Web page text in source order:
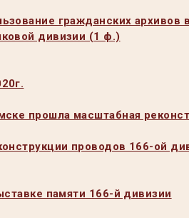
гражданских
дивизии (1 ф.)
прошла масштабная
проводов 166-ой
памяти 166-й дивизии